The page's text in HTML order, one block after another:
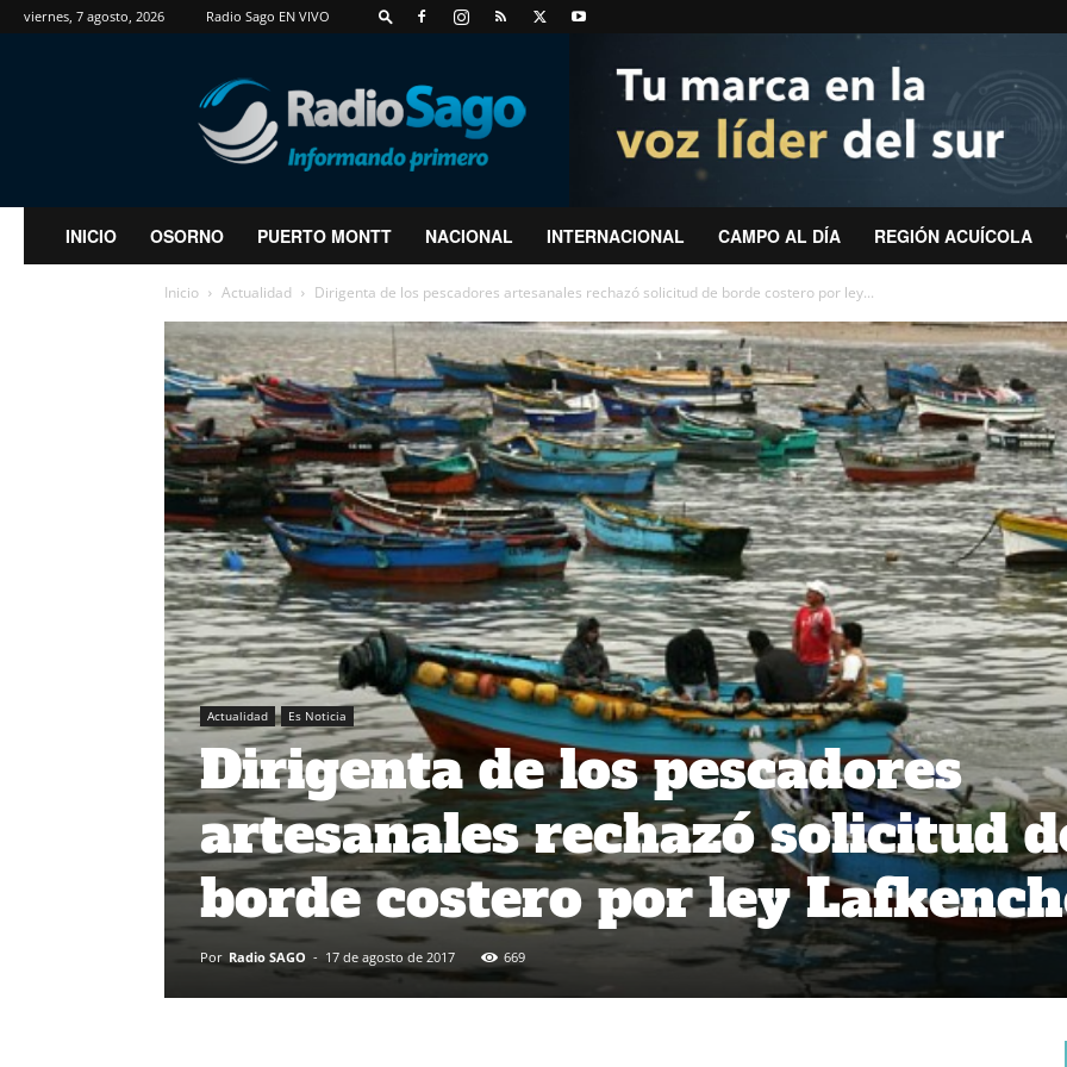
viernes, 7 agosto, 2026 Radio Sago EN VIVO
RadioSago
INICIO OSORNO PUERTO MONTT NACIONAL INTERNACIONAL CAMPO AL DÍA REGIÓN ACUÍCOLA
Inicio Actualidad Dirigenta de los pescadores artesanales rechazó solicitud de borde costero por ley...
Actualidad Es Noticia
Dirigenta de los pescadores
artesanales rechazó solicitud
borde costero por ley
Por Radio SAGO - 17 de agosto de 2017 669